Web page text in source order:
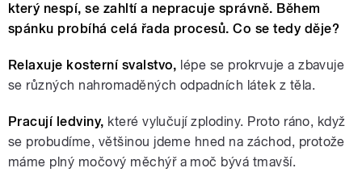
který nespí, se zahltí a nepracuje správně. Během
spánku probíhá celá řada procesů. Co se tedy děje?
Relaxuje kosterní svalstvo, lépe se prokrvuje a zbavuje
se různých nahromaděných odpadních látek z těla.
Pracují ledviny, které vylučují zplodiny. Proto ráno, když
se probudíme, většinou jdeme hned na záchod, protože
máme plný močový měchýř a moč bývá tmavší.